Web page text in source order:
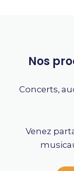
Nos
Concerts,
Venez